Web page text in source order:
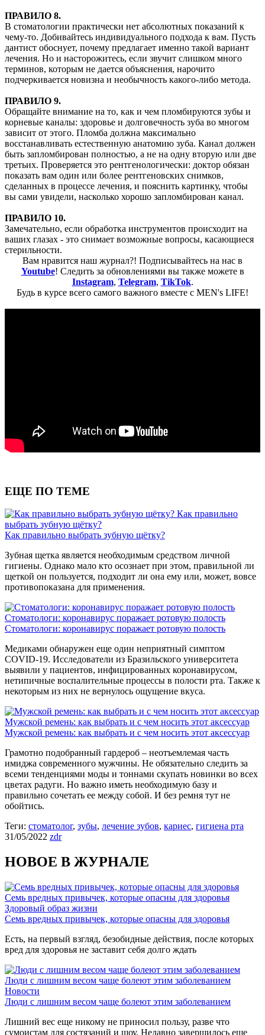
ПРАВИЛО 8.
В стоматологии практически нет абсолютных показаний к
чему-то. Добивайтесь индивидуального подхода к вам. Пусть
дантист обоснует, почему предлагает именно такой вариант
лечения. Но и насторожитесь, если звучит слишком много
терминов, которым не дается объяснения, нарочито
подчеркивается новизна и необычность какого-либо метода.
ПРАВИЛО 9.
Обращайте внимание на то, как и чем пломбируются зубы и
корневые каналы: здоровье и долговечность зуба во многом
зависит от этого. Пломба должна максимально
восстанавливать естественную анатомию зуба. Канал должен
быть запломбирован полностью, а не на одну вторую или две
третьих. Проверяется это рентгенологически: доктор обязан
показать вам один или более рентгеновских снимков,
сделанных в процессе лечения, и пояснить картинку, чтобы
вы сами увидели, насколько хорошо запломбирован канал.
ПРАВИЛО 10.
Замечательно, если обработка инструментов происходит на
ваших глазах - это снимает возможные вопросы, касающиеся
стерильности.
Вам нравится наш журнал?! Подписывайтесь на нас в
Youtube! Следить за обновлениями вы также можете в
Instagram, Telegram, TikTok.
Будь в курсе всего самого важного вместе с MEN's LIFE!
ЕЩЕ ПО ТЕМЕ
Как правильно
выбрать зубную щётку?
Как правильно выбрать зубную щётку?
Зубная щетка является необходимым средством личной
гигиены. Однако мало кто осознает при этом, правильной ли
щеткой он пользуется, подходит ли она ему или, может, вовсе
противопоказана для применения.
Стоматологи: коронавирус поражает ротовую полость
Стоматологи: коронавирус поражает ротовую полость
Медиками обнаружен еще один неприятный симптом
COVID-19. Исследователи из Бразильского университета
выявили у пациентов, инфицированных коронавирусом,
нетипичные воспалительные процессы в полости рта. Также к
некоторым из них не вернулось ощущение вкуса.
Мужской ремень: как выбрать и с чем носить этот аксессуар
Мужской ремень: как выбрать и с чем носить этот аксессуар
Грамотно подобранный гардероб – неотъемлемая часть
имиджа современного мужчины. Не обязательно следить за
всеми тенденциями моды и тоннами скупать новинки во всех
цветах радуги. Но важно иметь необходимую базу и
правильно сочетать ее между собой. И без ремня тут не
обойтись.
Теги: стоматолог, зубы, лечение зубов, кариес, гигиена рта
31/05/2022 zdr
НОВОЕ В ЖУРНАЛЕ
Семь вредных привычек, которые опасны для здоровья
Здоровый образ жизни
Семь вредных привычек, которые опасны для здоровья
Есть, на первый взгляд, безобидные действия, после которых
вред для здоровья не заставит себя долго ждать
Люди с лишним весом чаще болеют этим заболеванием
Новости
Люди с лишним весом чаще болеют этим заболеванием
Лишний вес еще никому не приносил пользу, разве что
сумоистам для состязаний и шоу. Недавно завершилось еще